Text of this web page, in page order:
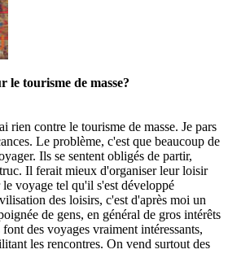
le tourisme de masse?
rien contre le tourisme de masse. Je pars
Le problème, c'est que beaucoup de
Ils se sentent obligés de partir,
Il ferait mieux d'organiser leur loisir
voyage tel qu'il s'est développé
des loisirs, c'est d'après moi un
de gens, en général de gros intérêts
des voyages vraiment intéressants,
les rencontres. On vend surtout des